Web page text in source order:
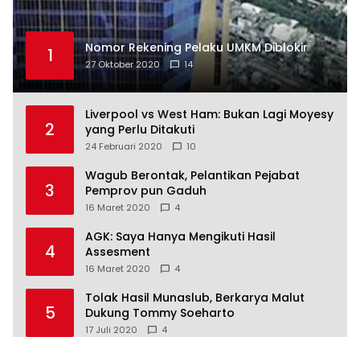
1 Nomor Rekening Pelaku UMKM Diblokir
27 Oktober 2020 14
2
Liverpool vs West Ham: Bukan Lagi Moyesy
yang Perlu Ditakuti
24 Februari 2020 10
3
Wagub Berontak, Pelantikan Pejabat
Pemprov pun Gaduh
16 Maret 2020 4
4
AGK: Saya Hanya Mengikuti Hasil
Assesment
16 Maret 2020 4
5
Tolak Hasil Munaslub, Berkarya Malut
Dukung Tommy Soeharto
17 Juli 2020 4